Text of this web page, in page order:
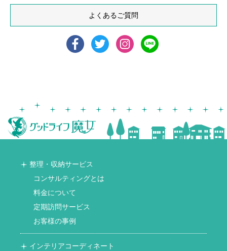
よくあるご質問
整理・収納サービス
コンサルティングとは
料金について
定期訪問サービス
お客様の事例
インテリアコーディネート